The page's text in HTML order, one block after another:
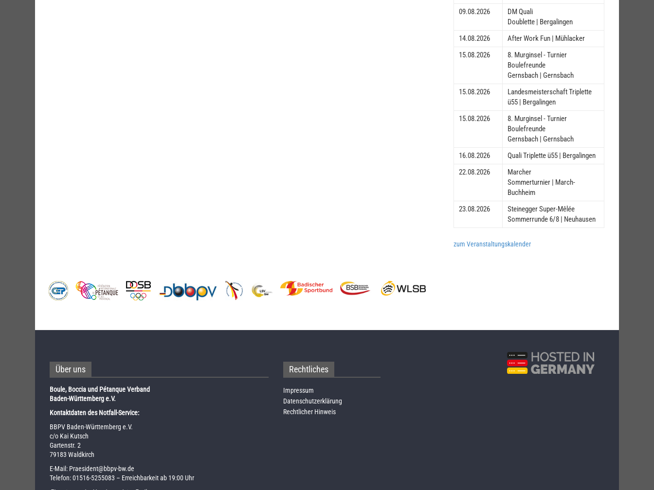
09.08.2026
DM Quali
Doublette | Bergalingen
14.08.2026
After Work Fun | Mühlacker
15.08.2026
8. Murginsel - Turnier
Boulefreunde
Gernsbach | Gernsbach
15.08.2026
Landesmeisterschaft Triplette
ü55 | Bergalingen
15.08.2026
8. Murginsel - Turnier
Boulefreunde
Gernsbach | Gernsbach
16.08.2026
Quali Triplette ü55 | Bergalingen
22.08.2026
Marcher
Sommerturnier | March-
Buchheim
23.08.2026
Steinegger Super-Mêlée
Sommerrunde 6/8 | Neuhausen
zum Veranstaltungskalender
Über uns
Boule, Boccia und Pétanque Verband
Baden-Württemberg e.V.
Kontaktdaten des Notfall-Service:
BBPV Baden-Württemberg e.V.
c/o Kai Kutsch
Gartenstr. 2
79183 Waldkirch
E-Mail: Praesident@bbpv-bw.de
Telefon:01516-5255083 – Erreichbarkeit ab 19:00 Uhr
Rechtliches
Impressum
Datenschutzerklärung
Rechtlicher Hinweis